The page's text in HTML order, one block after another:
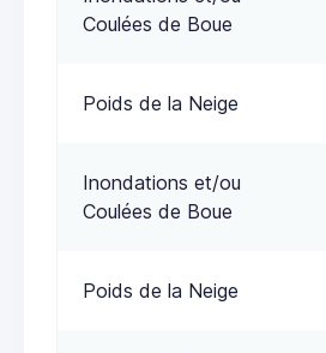
Coulées de Boue
Poids de la Neige
Inondations et/ou
Coulées de Boue
Poids de la Neige